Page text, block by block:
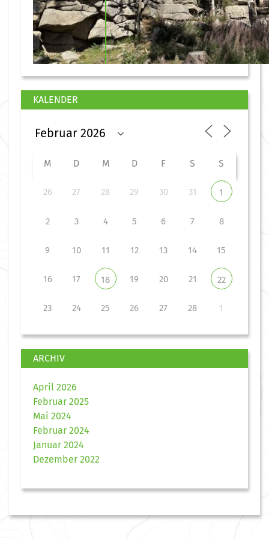
KALENDER
M D M D F S S
26 27 28 29 30 31 1
2 3 4 5 6 7 8
9 10 11 12 13 14 15
16 17 18 19 20 21 22
23 24 25 26 27 28 1
ARCHIV
April 2026
Februar 2025
Mai 2024
Februar 2024
Januar 2024
Dezember 2022